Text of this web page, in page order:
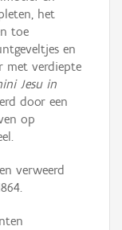
het
toe
en
met verdiepte
Jesu in
door een
op
verweerd